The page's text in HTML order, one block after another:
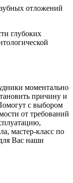
отложений
глубоких
моментально
причину и
с выбором
от требований
мастер-класс по
Вас наши